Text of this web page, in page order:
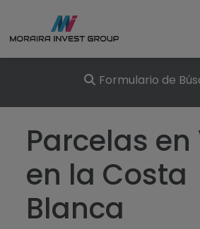
Comprar
Obra Nueva
Vender
Formulario de
Parcelas
en la Costa
Blanca